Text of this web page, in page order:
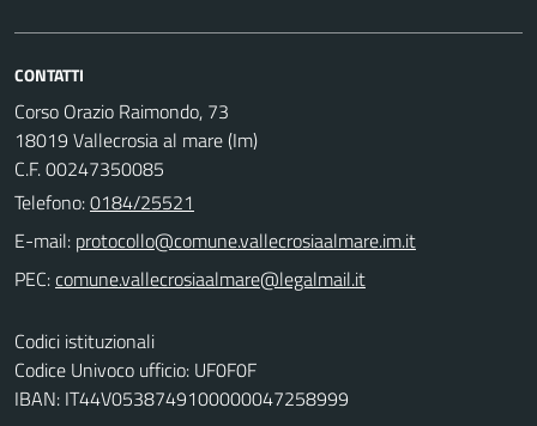
CONTATTI
Corso Orazio Raimondo, 73
18019 Vallecrosia al mare (Im)
C.F. 00247350085
Telefono:0184/25521
E-mail:
PEC:
Codici istituzionali
Codice Univoco ufficio: UF0F0F
IBAN: IT44V0538749100000047258999